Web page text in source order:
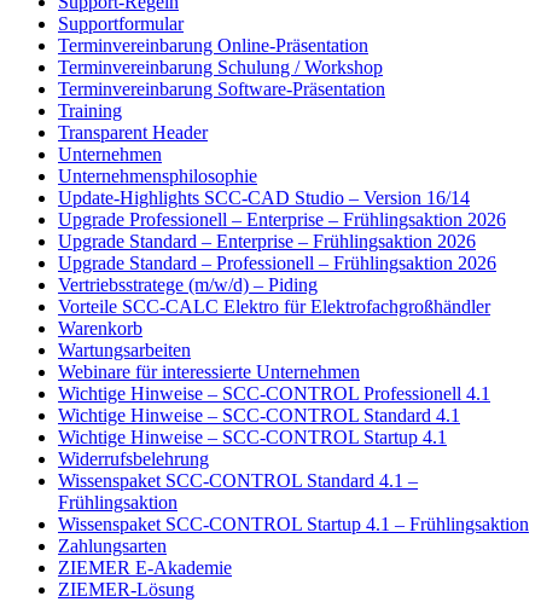
Supportformular
Terminvereinbarung Online-Präsentation
Terminvereinbarung Schulung / Workshop
Terminvereinbarung Software-Präsentation
Training
Transparent Header
Unternehmen
Unternehmensphilosophie
Update-Highlights SCC-CAD Studio – Version 16/14
Upgrade Professionell – Enterprise – Frühlingsaktion 2026
Upgrade Standard – Enterprise – Frühlingsaktion 2026
Upgrade Standard – Professionell – Frühlingsaktion 2026
Vertriebsstratege (m/w/d) – Piding
Vorteile SCC-CALC Elektro für Elektrofachgroßhändler
Warenkorb
Wartungsarbeiten
Webinare für interessierte Unternehmen
Wichtige Hinweise – SCC-CONTROL Professionell 4.1
Wichtige Hinweise – SCC-CONTROL Standard 4.1
Wichtige Hinweise – SCC-CONTROL Startup 4.1
Widerrufsbelehrung
Wissenspaket SCC-CONTROL Standard 4.1 –
Frühlingsaktion
Wissenspaket SCC-CONTROL Startup 4.1 – Frühlingsaktion
Zahlungsarten
ZIEMER E-Akademie
ZIEMER-Lösung